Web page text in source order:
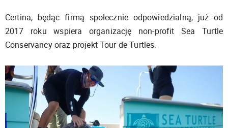
Certina, będąc firmą społecznie odpowiedzialną, już od
2017 roku wspiera organizację non-profit Sea Turtle
Conservancy oraz projekt Tour de Turtles.